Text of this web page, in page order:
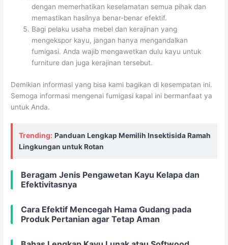
dengan memerhatikan keselamatan semua pihak dan
memastikan hasilnya benar-benar efektif.
Bagi pelaku usaha mebel dan kerajinan yang
mengekspor kayu, jangan hanya mengandalkan
fumigasi. Anda wajib mengawetkan dulu kayu untuk
furniture dan juga kerajinan tersebut.
Demikian informasi yang bisa kami bagikan di kesempatan ini.
Semoga informasi mengenai fumigasi kapal ini bermanfaat ya
untuk Anda.
Trending: Panduan Lengkap Memilih Insektisida Ramah
Lingkungan untuk Rotan
Beragam Jenis Pengawetan Kayu Kelapa dan
Efektivitasnya
Cara Efektif Mencegah Hama Gudang pada
Produk Pertanian agar Tetap Aman